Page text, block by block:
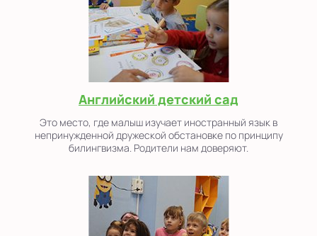
Английский детский сад
Это место, где малыш изучает иностранный язык в
непринужденной дружеской обстановке по принципу
билингвизма. Родители нам доверяют.